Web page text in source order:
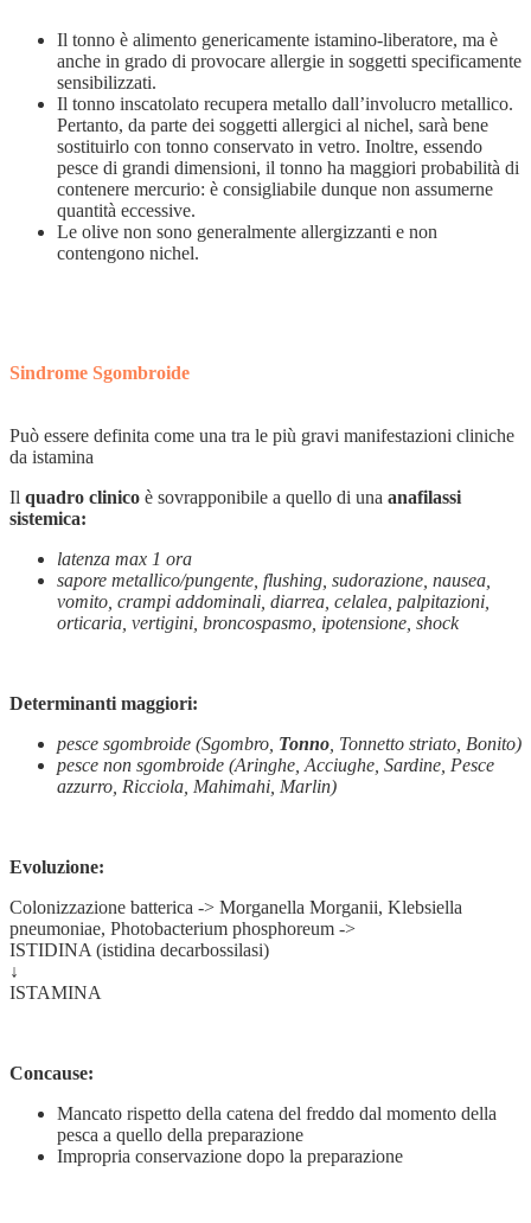
Il tonno è alimento genericamente istamino-liberatore, ma è
anche in grado di provocare allergie in soggetti specificamente
sensibilizzati.
Il tonno inscatolato recupera metallo dall’involucro metallico.
Pertanto, da parte dei soggetti allergici al nichel, sarà bene
sostituirlo con tonno conservato in vetro. Inoltre, essendo
pesce di grandi dimensioni, il tonno ha maggiori probabilità di
contenere mercurio: è consigliabile dunque non assumerne
quantità eccessive.
Le olive non sono generalmente allergizzanti e non
contengono nichel.
Sindrome Sgombroide
Può essere definita come una tra le più gravi manifestazioni cliniche
da istamina
Il quadro clinico è sovrapponibile a quello di una anafilassi
sistemica:
latenza max 1 ora
sapore metallico/pungente, flushing, sudorazione, nausea,
vomito, crampi addominali, diarrea, celalea, palpitazioni,
orticaria, vertigini, broncospasmo, ipotensione, shock
Determinanti maggiori:
pesce sgombroide (Sgombro, Tonno , Tonnetto striato, Bonito)
pesce non sgombroide (Aringhe, Acciughe, Sardine, Pesce
azzurro, Ricciola, Mahimahi, Marlin)
Evoluzione:
Colonizzazione batterica -> Morganella Morganii, Klebsiella
pneumoniae, Photobacterium phosphoreum ->
ISTIDINA (istidina decarbossilasi)
↓
ISTAMINA
Concause:
Mancato rispetto della catena del freddo dal momento della
pesca a quello della preparazione
Impropria conservazione dopo la preparazione